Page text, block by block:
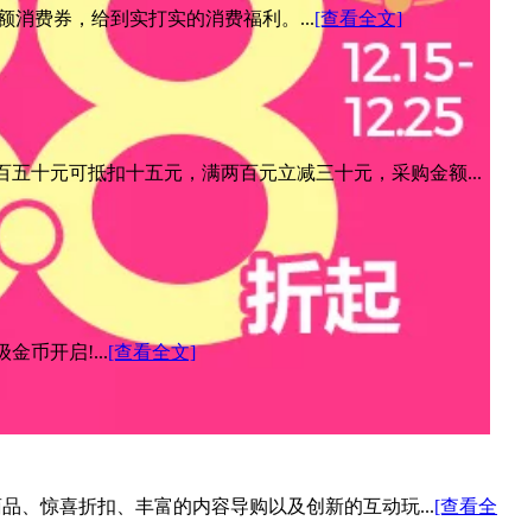
消费券，给到实打实的消费福利。...[查看全文]
十元可抵扣十五元，满两百元立减三十元，采购金额...
金币开启!...[查看全文]
、惊喜折扣、丰富的内容导购以及创新的互动玩...[查看全